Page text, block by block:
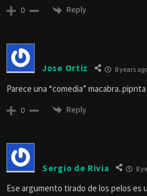
0 Reply
Jose Ortiz 8 years
Parece una “comedia”
0 Reply
Sergio de Rivia 8
Ese argumento tirado de los pelos es